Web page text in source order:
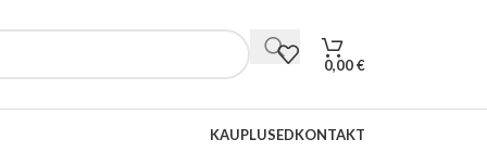
0,00€
KAUPLUSEDKONTAKT